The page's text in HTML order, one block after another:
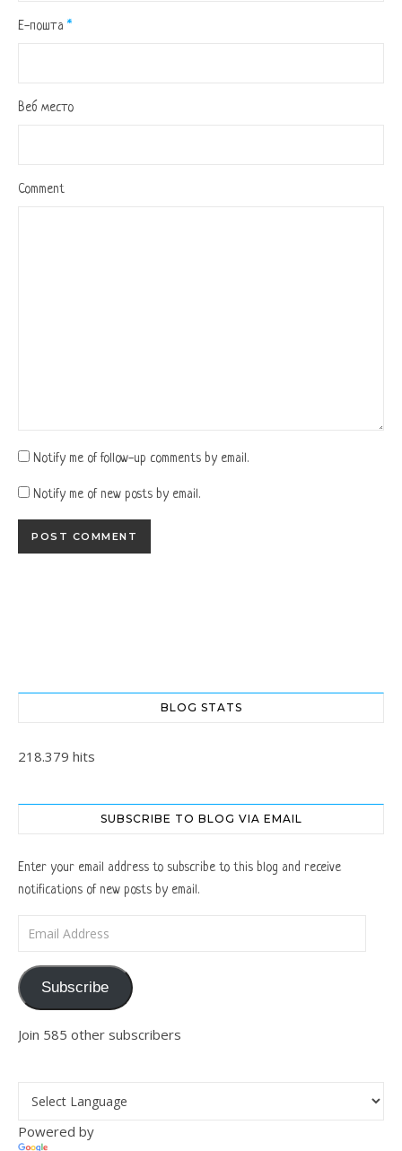
Е-пошта *
Веб место
Comment
Notify me of follow-up comments by email.
Notify me of new posts by email.
BLOG STATS
218.379 hits
SUBSCRIBE TO BLOG VIA EMAIL
Enter your email address to subscribe to this blog and receive
notifications of new posts by email.
Subscribe
Join 585 other subscribers
Powered by